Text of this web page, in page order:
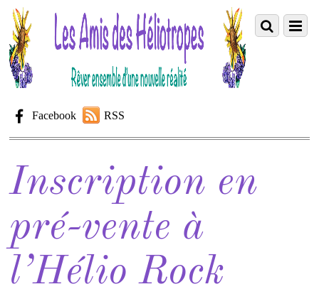
Facebook RSS
Inscription en
pré-vente à
l’Hélio Rock